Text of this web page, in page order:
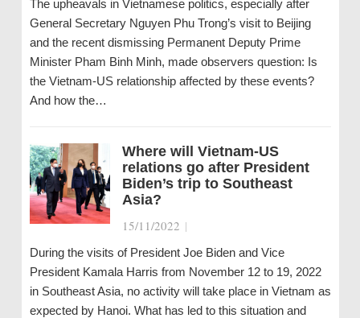
The upheavals in Vietnamese politics, especially after
General Secretary Nguyen Phu Trong’s visit to Beijing
and the recent dismissing Permanent Deputy Prime
Minister Pham Binh Minh, made observers question: Is
the Vietnam-US relationship affected by these events?
And how the…
Where will Vietnam-US
relations go after President
Biden’s trip to Southeast
Asia?
15/11/2022 |
During the visits of President Joe Biden and Vice
President Kamala Harris from November 12 to 19, 2022
in Southeast Asia, no activity will take place in Vietnam as
expected by Hanoi. What has led to this situation and